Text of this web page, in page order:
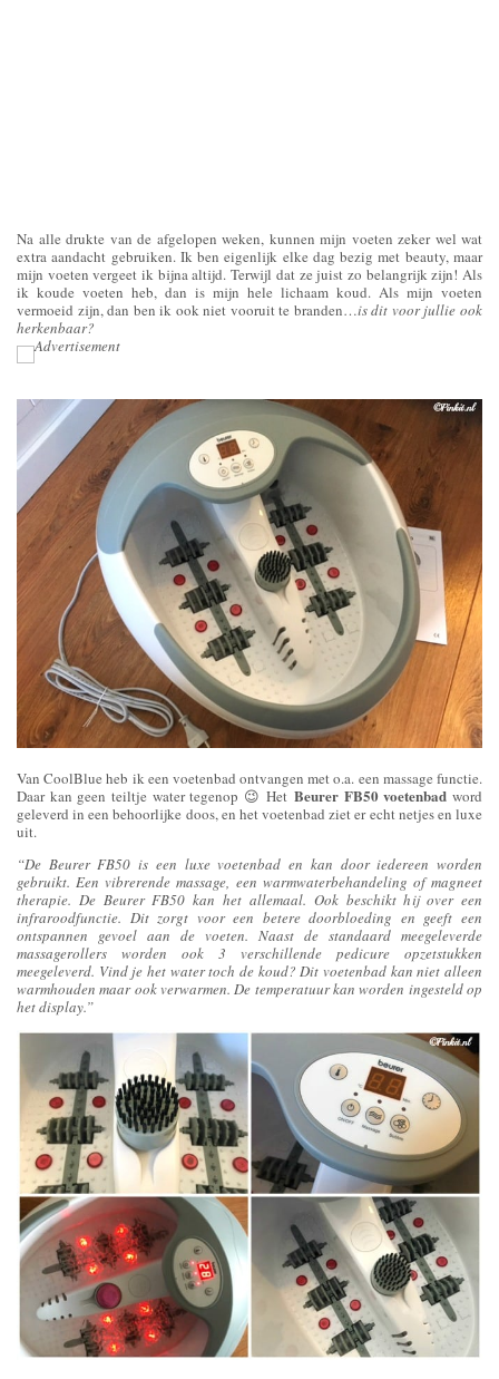
Na alle drukte van de afgelopen weken, kunnen mijn voeten zeker wel wat
extra aandacht gebruiken. Ik ben eigenlijk elke dag bezig met beauty, maar
mijn voeten vergeet ik bijna altijd. Terwijl dat ze juist zo belangrijk zijn! Als
ik koude voeten heb, dan is mijn hele lichaam koud. Als mijn voeten
vermoeid zijn, dan ben ik ook niet vooruit te branden…is dit voor jullie ook
herkenbaar?
Van CoolBlue heb ik een voetenbad ontvangen met o.a. een massage functie.
Daar kan geen teiltje water tegenop 😉 Het Beurer FB50 voetenbad word
geleverd in een behoorlijke doos, en het voetenbad ziet er echt netjes en luxe
uit.
“De Beurer FB50 is een luxe voetenbad en kan door iedereen worden
gebruikt. Een vibrerende massage, een warmwaterbehandeling of magneet
therapie. De Beurer FB50 kan het allemaal. Ook beschikt hij over een
infraroodfunctie. Dit zorgt voor een betere doorbloeding en geeft een
ontspannen gevoel aan de voeten. Naast de standaard meegeleverde
massagerollers worden ook 3 verschillende pedicure opzetstukken
meegeleverd. Vind je het water toch de koud? Dit voetenbad kan niet alleen
warmhouden maar ook verwarmen. De temperatuur kan worden ingesteld op
het display.”